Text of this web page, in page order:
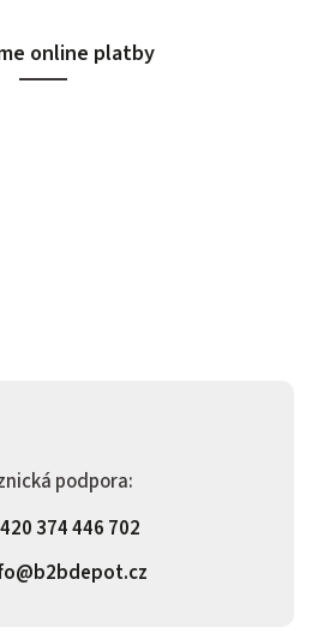
podpora:
374 446 702
online platby